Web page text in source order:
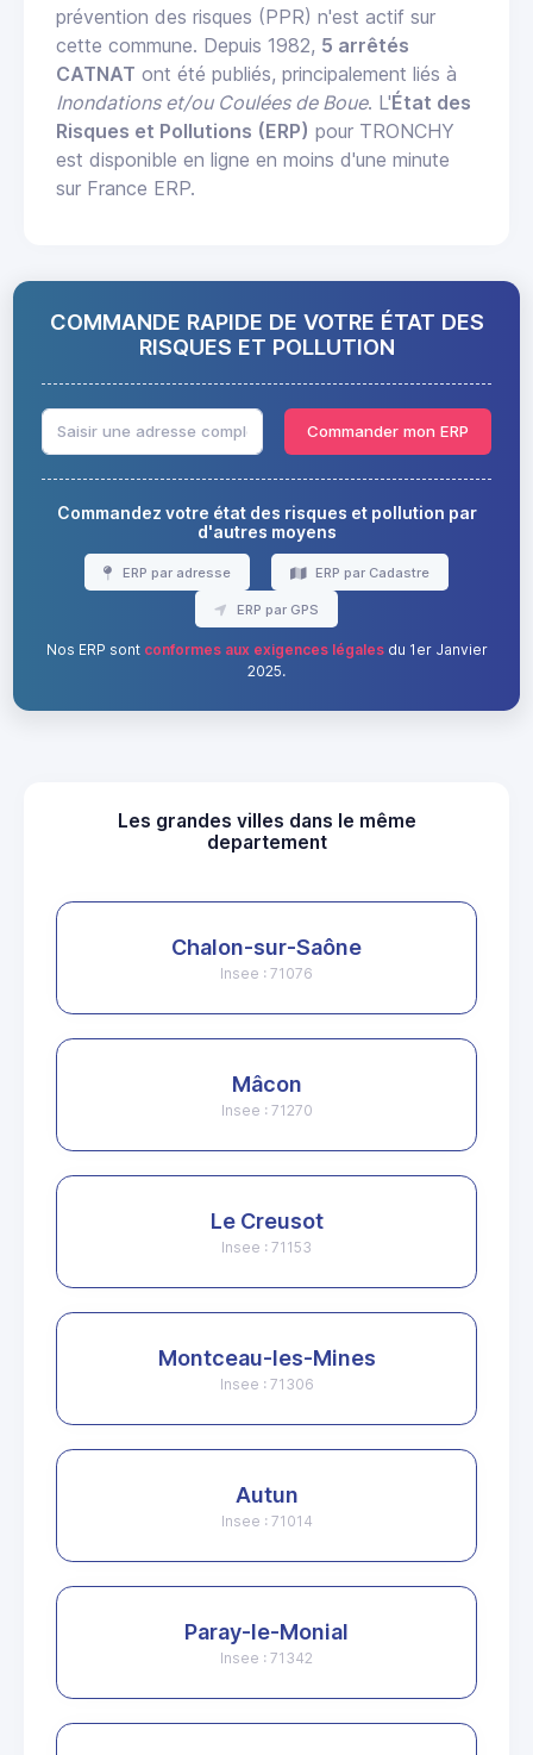
prévention des risques (PPR) n'est actif sur
cette commune. Depuis 1982, 5 arrêtés
CATNAT ont été publiés, principalement liés à
Inondations et/ou Coulées de Boue. L'État des
Risques et Pollutions (ERP) pour TRONCHY
est disponible en ligne en moins d'une minute
sur France ERP.
COMMANDE RAPIDE DE VOTRE ÉTAT DES
RISQUES ET POLLUTION
Commander mon ERP
Commandez votre état des risques et pollution par
d'autres moyens
ERP par adresse ERP par Cadastre
ERP par GPS
Nos ERP sont conformes aux exigences légalesdu 1er Janvier
2025.
Les grandes villes dans le même
departement
Chalon-sur-Saône
Insee : 71076
Mâcon
Insee : 71270
Le Creusot
Insee : 71153
Montceau-les-Mines
Insee : 71306
Autun
Insee : 71014
Paray-le-Monial
Insee : 71342